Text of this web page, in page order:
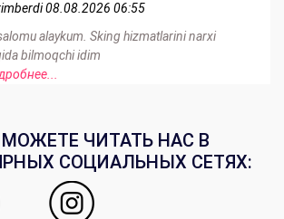
08.08.2026 06:55
alaykum. Sking hizmatlarini narxi
bilmoqchi idim
ЧИТАТЬ НАС В
СОЦИАЛЬНЫХ СЕТЯХ: